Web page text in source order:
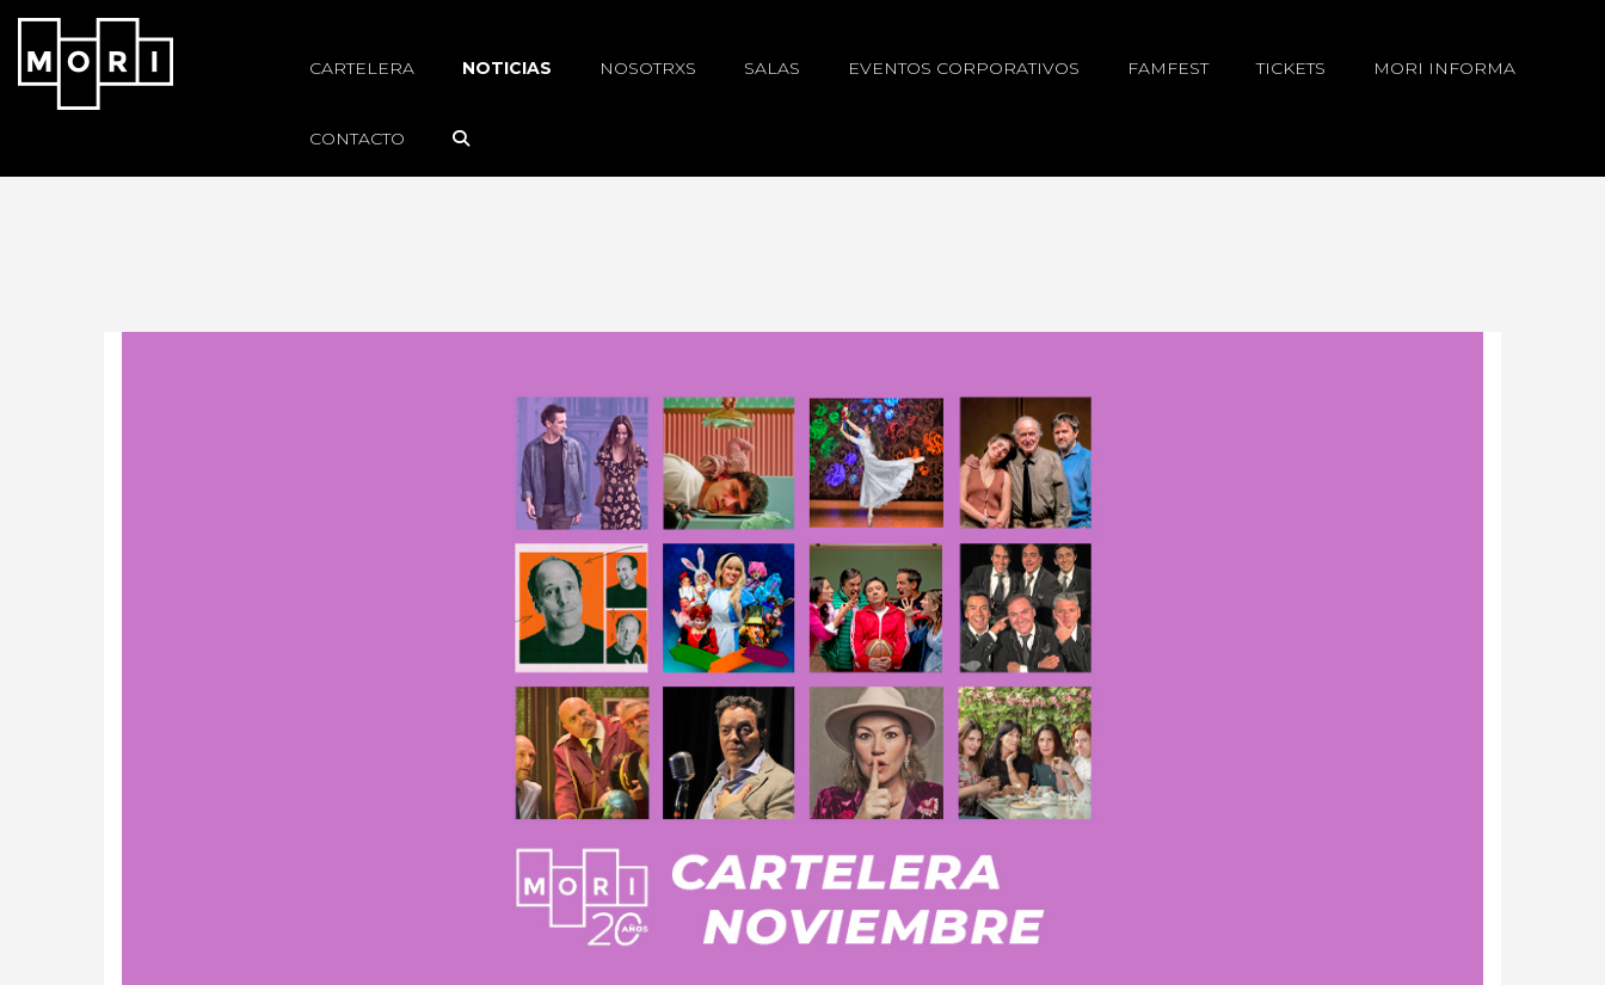
CARTELERA NOTICIAS NOSOTRXS SALAS EVENTOS CORPORATIVOS FAMFEST TICKETS MORI INFORMA
CONTACTO